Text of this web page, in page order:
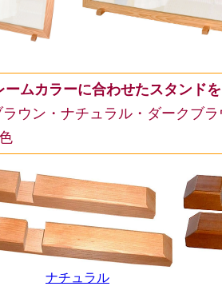
ームカラーに合わせたスタンドを
ウン・ナチュラル・ダークブ
ナチュラル